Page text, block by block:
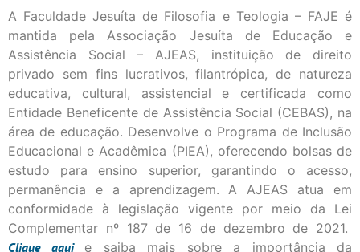
A Faculdade Jesuíta de Filosofia e Teologia – FAJE é
mantida pela Associação Jesuíta de Educação e
Assistência Social – AJEAS, instituição de direito
privado sem fins lucrativos, filantrópica, de natureza
educativa, cultural, assistencial e certificada como
Entidade Beneficente de Assistência Social (CEBAS), na
área de educação. Desenvolve o Programa de Inclusão
Educacional e Acadêmica (PIEA), oferecendo bolsas de
estudo para ensino superior, garantindo o acesso,
permanência e a aprendizagem. A AJEAS atua em
conformidade à legislação vigente por meio da Lei
Complementar nº 187 de 16 de dezembro de 2021.
Cliqueaqui e saiba mais sobre a importância da